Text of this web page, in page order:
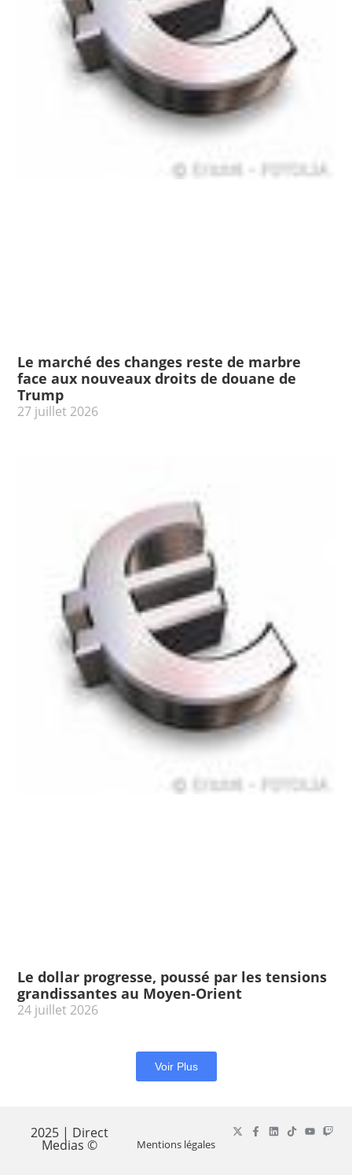
Le marché des changes reste de marbre
face aux nouveaux droits de douane de
Trump
27 juillet 2026
Le dollar progresse, poussé par les tensions
grandissantes au Moyen-Orient
24 juillet 2026
Voir Plus
2025 | Direct
Medias © Mentions légales